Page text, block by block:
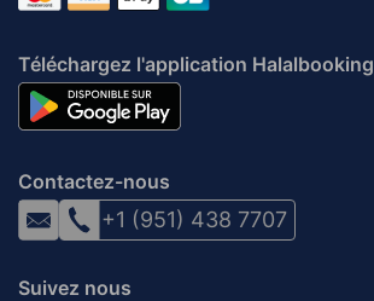
Téléchargez l'application Halalbooking
Contactez-nous
+1 (951) 438 7707
Suivez nous